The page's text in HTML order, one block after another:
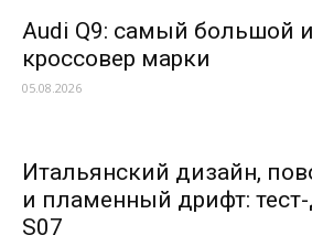
Audi Q9: самый большой
кроссовер марки
05.08.2026
Итальянский дизайн,
и пламенный дрифт:
S07